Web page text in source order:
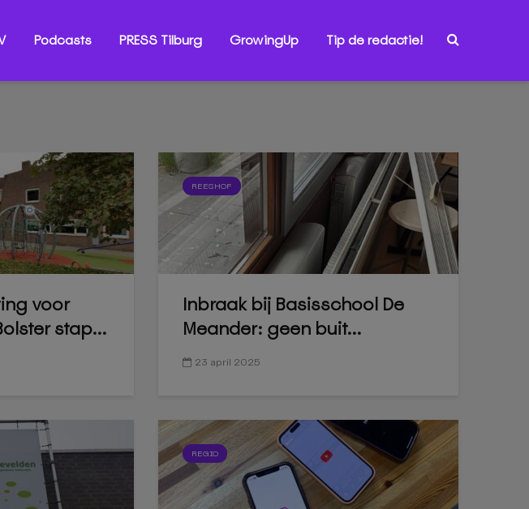
Podcasts PRESS Tilburg GrowingUp Tip de redactie!
voor
stap...
REESHOF
Inbraak bij Basisschool De
Meander: geen buit...
23 april 2025
REGIO